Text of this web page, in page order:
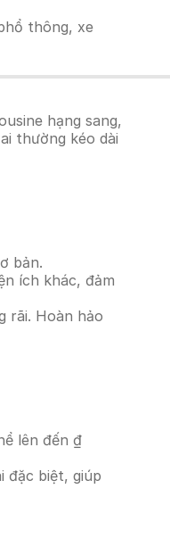
thông, xe
hạng sang,
thường kéo dài
bản.
ích khác, đảm
rãi. Hoàn hảo
lên đến ₫
đặc biệt, giúp